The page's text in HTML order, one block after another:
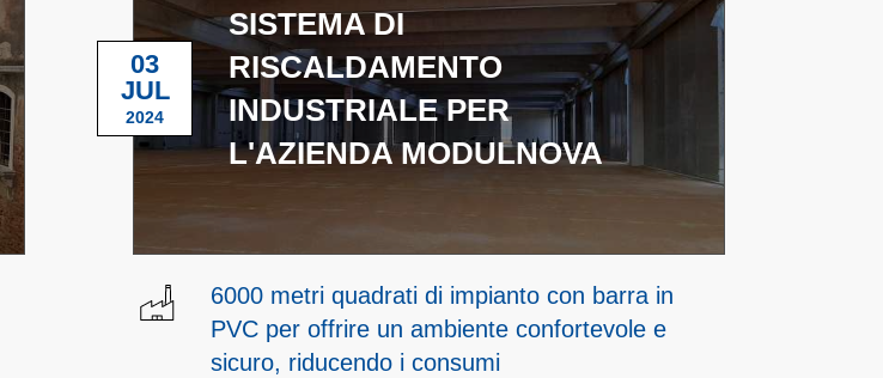
SISTEMA DI
RISCALDAMENTO
INDUSTRIALE PER
L'AZIENDA MODULNOVA
03
JUL
2024
6000 metri quadrati di impianto con barra in
PVC per offrire un ambiente confortevole e
sicuro, riducendo i consumi